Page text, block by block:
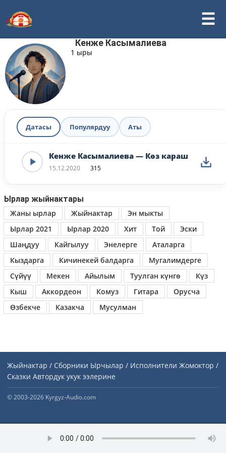
Кенже Касымалиева
1 ыры
Датасы Популярдуу Аты
Кенже Касымалиева — Көз караш
15.12.2020 315
Ырлар жыйнактары
Жаны ырлар
Жыйнактар
Эн мыкты
Ырлар 2021
Ырлар 2020 Хит Той
Эски
Шаңдуу
Кайгылуу Энелерге
Аталарга
Кыздарга
Кичинекей балдарга
Мугалимдерге
Сүйүү
Мекен Айылым Туулган күнгө
Күз
Кыш
Аккордеон Комуз Гитара
Орусча
Өзбекче
Казакча Мусулман
Жыйнактар / Сборники Ырчылар / Исполнители Жомоктор /
Сказки Автордук укук ээлерине
© 2003-2026 Kyrgyz-Audio.com